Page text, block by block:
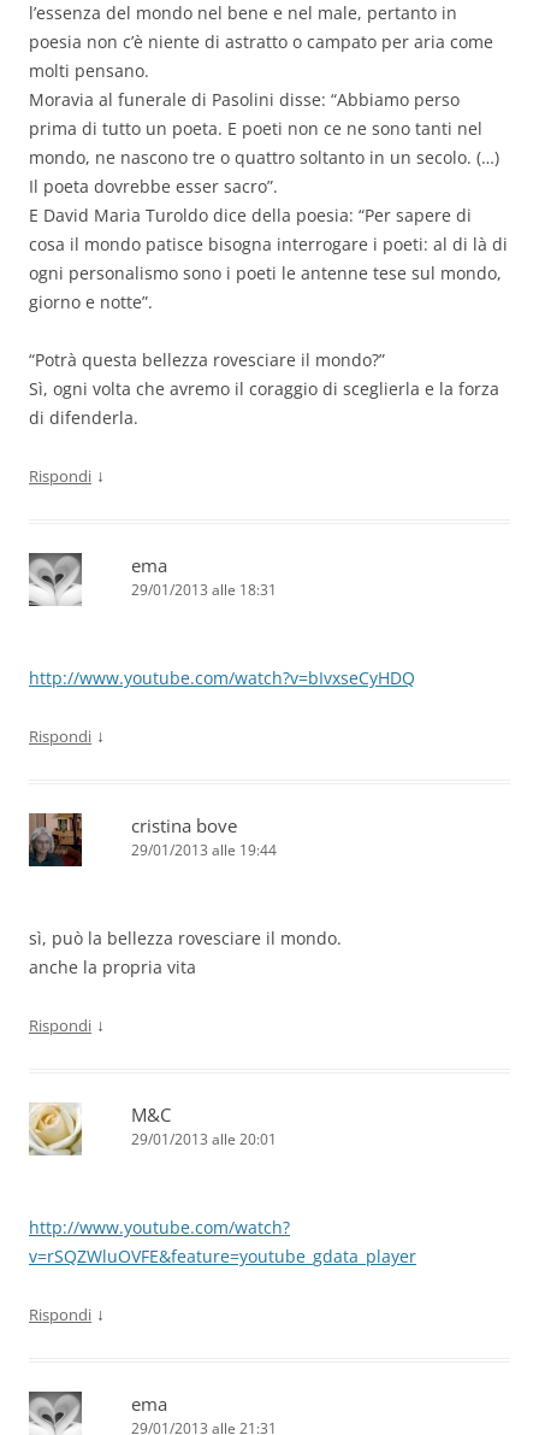
l’essenza del mondo nel bene e nel male, pertanto in
poesia non c’è niente di astratto o campato per aria come
molti pensano.
Moravia al funerale di Pasolini disse: “Abbiamo perso
prima di tutto un poeta. E poeti non ce ne sono tanti nel
mondo, ne nascono tre o quattro soltanto in un secolo. (…)
Il poeta dovrebbe esser sacro”.
E David Maria Turoldo dice della poesia: “Per sapere di
cosa il mondo patisce bisogna interrogare i poeti: al di là di
ogni personalismo sono i poeti le antenne tese sul mondo,
giorno e notte”.
“Potrà questa bellezza rovesciare il mondo?”
Sì, ogni volta che avremo il coraggio di sceglierla e la forza
di difenderla.
Rispondi ↓
ema
29/01/2013 alle 18:31
http://www.youtube.com/watch?v=bIvxseCyHDQ
Rispondi ↓
cristina bove
29/01/2013 alle 19:44
sì, può la bellezza rovesciare il mondo.
anche la propria vita
Rispondi ↓
M&C
29/01/2013 alle 20:01
http://www.youtube.com/watch?
v=rSQZWluOVFE&feature=youtube_gdata_player
Rispondi ↓
ema
29/01/2013 alle 21:31